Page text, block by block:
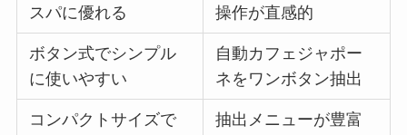
スパに優れる
操作が直感的
ボタン式でシンプル
に使いやすい
自動カフェジャポー
ネをワンボタン抽出
コンパクトサイズで
抽出メニューが豊富